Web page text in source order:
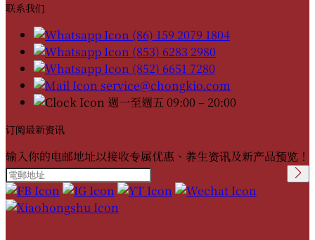
联系我们
(86) 159 2079 1804
(853) 6283 2980
(852) 6651 7280
service@chongkio.com
週一至週五 09:00 – 20:00
订阅最新资讯
输入你的电邮地址以接收专属优惠、养生资讯及新产品预览！
Please leave this field
empty.